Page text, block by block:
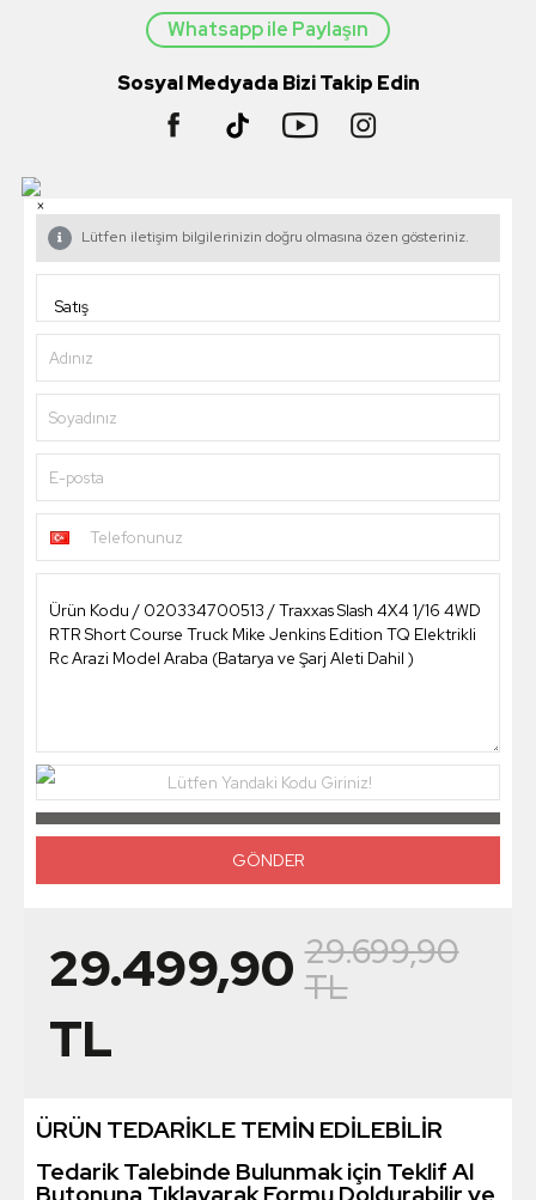
Whatsapp ile Paylaşın
Sosyal Medyada Bizi Takip Edin
×
Lütfen iletişim bilgilerinizin doğru olmasına özen gösteriniz.
Adınız
Soyadınız
E-posta
Telefonunuz
Lütfen Yandaki Kodu Giriniz!
29.499,90
TL
29.699,90
TL
ÜRÜN TEDARİKLE TEMİN EDİLEBİLİR
Tedarik Talebinde Bulunmak için Teklif Al
Butonuna Tıklayarak Formu Doldurabilir ve